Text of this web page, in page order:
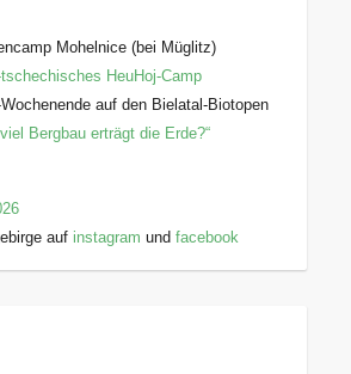
Mohelnice (bei Müglitz)
HeuHoj-Camp
auf den Bielatal-Biotopen
Bergbau erträgt die Erde?“
auf instagram undfacebook